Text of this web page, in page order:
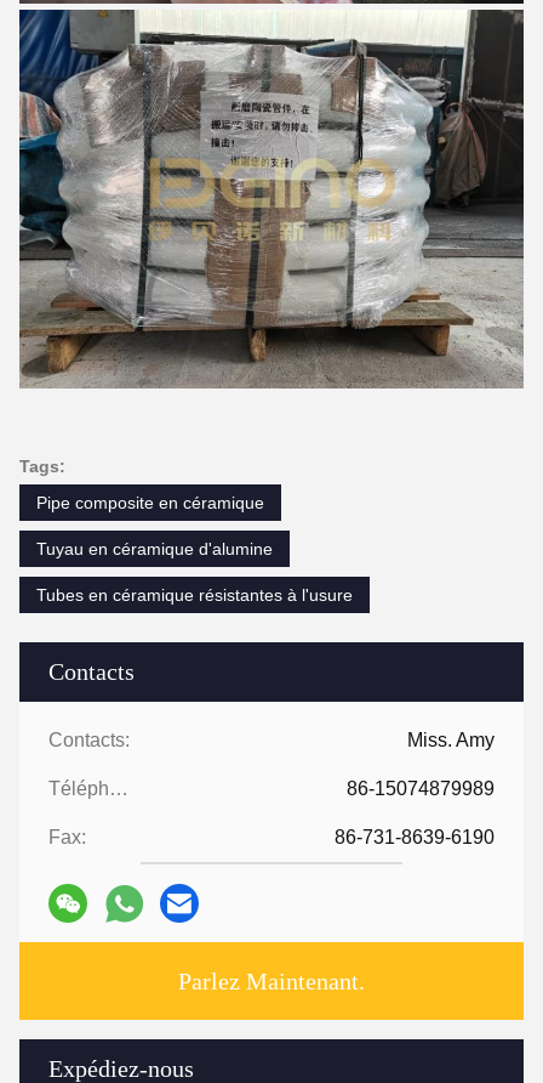
Contacts
Contacts: Miss. Amy
Téléphone: 86-15074879989
Fax: 86-731-8639-6190
Parlez Maintenant.
Expédiez-nous
Tags:
Pipe composite en céramique
Tuyau en céramique d'alumine
Tubes en céramique résistantes à l'usure